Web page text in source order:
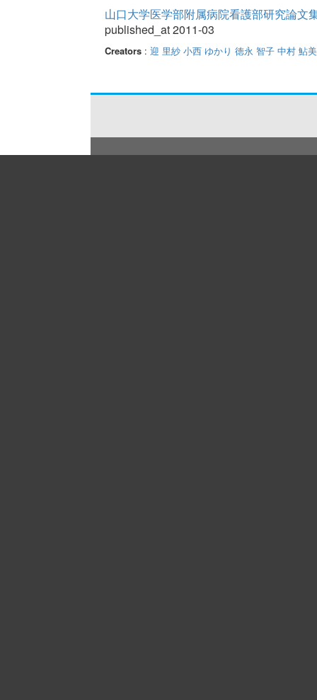
山口大学医学部附属病院看護部研究論文
published_at 2011-03
Creators: 迎 里紗 小西 ゆかり 徳永 智子 中村 鮎美